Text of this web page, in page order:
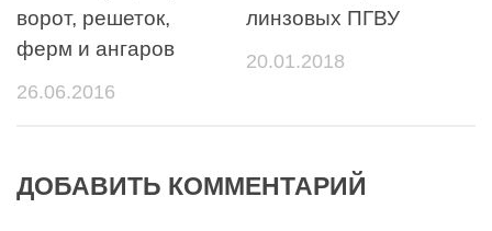
ворот, решеток,
ферм и ангаров
26.06.2016
линзовых ПГВУ
20.01.2018
ДОБАВИТЬ КОММЕНТАРИЙ